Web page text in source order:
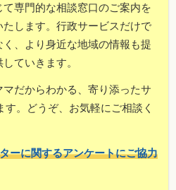
て専門的な相談窓口のご案内を
たします。行政サービスだけで
く、より身近な地域の情報も提
していきます。
マだからわかる、寄り添ったサ
。どうぞ、お気軽にご相談く
ーに関するアンケートにご協力